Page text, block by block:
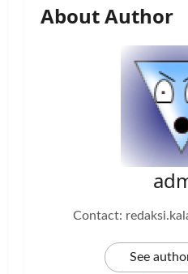
About Author
Contact:
See